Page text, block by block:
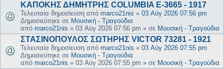
ΚΑΠΟΚΗΣ ΔΗΜΗΤΡΗΣ COLUMBIA E-3665 - 1917
Τελευταία δημοσίευση από marco21nis « 03 Αύγ 2026 07:56 pm
Δημοσιεύτηκε σε Μουσική - Τραγούδια
από marco21nis » 03 Αύγ 2026 07:56 pm » σε Μουσική - Τραγούδια
ΣΤΑΣΙΝΟΠΟΥΛΟΣ ΣΩΤΗΡΗΣ VICTOR 73281 - 1921
Τελευταία δημοσίευση από marco21nis « 03 Αύγ 2026 07:55 pm
Δημοσιεύτηκε σε Μουσική - Τραγούδια
από marco21nis » 03 Αύγ 2026 07:55 pm » σε Μουσική - Τραγούδια